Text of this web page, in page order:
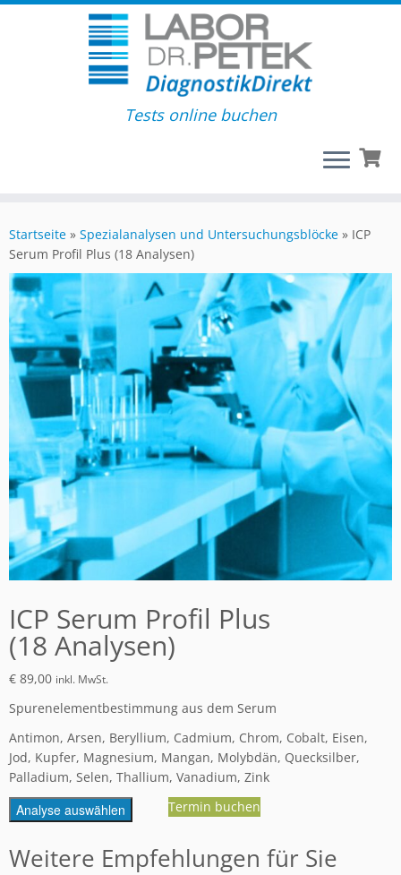
Tests online buchen
Startseite » Spezialanalysen und Untersuchungsblöcke » ICP
Serum Profil Plus (18 Analysen)
ICP Serum Profil Plus
(18 Analysen)
€ 89,00 inkl. MwSt.
Spurenelementbestimmung aus dem Serum
Antimon, Arsen, Beryllium, Cadmium, Chrom, Cobalt, Eisen,
Jod, Kupfer, Magnesium, Mangan, Molybdän, Quecksilber,
Palladium, Selen, Thallium, Vanadium, Zink
Analyse auswählen Termin buchen
Weitere Empfehlungen für Sie